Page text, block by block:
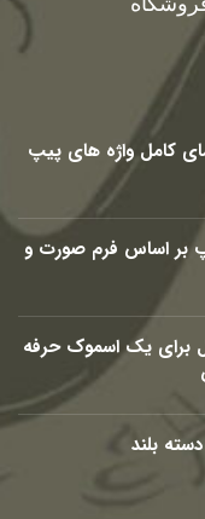
کامل واژه های پیپ
بر اساس فرم صورت و
برای یک اسموک حرفه
بلند